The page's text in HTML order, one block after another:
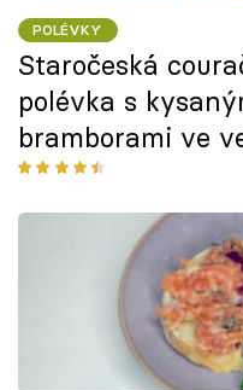
POLÉVKY
Staročeská
polévka s
bramborami ve